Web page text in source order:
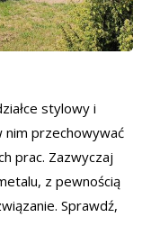
stylowy i
nim przechowywać
prac. Zazwyczaj
z pewnością
Sprawdź,